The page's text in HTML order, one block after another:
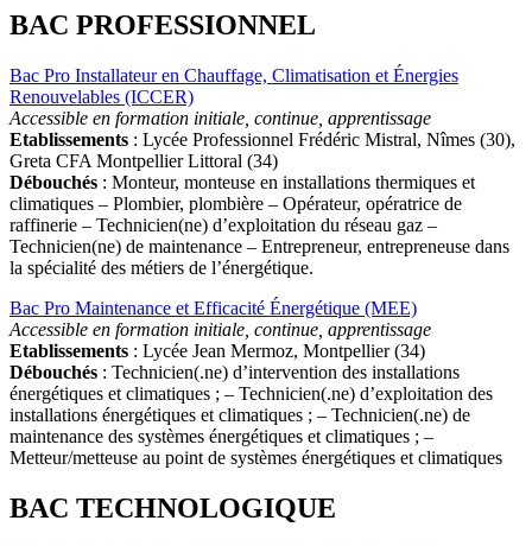
BAC PROFESSIONNEL
Bac Pro Installateur en Chauffage, Climatisation et Énergies
Renouvelables (ICCER)
Accessible en formation initiale, continue, apprentissage
Etablissements : Lycée Professionnel Frédéric Mistral, Nîmes (30),
Greta CFA Montpellier Littoral (34)
Débouchés : Monteur, monteuse en installations thermiques et
climatiques – Plombier, plombière – Opérateur, opératrice de
raffinerie – Technicien(ne) d’exploitation du réseau gaz –
Technicien(ne) de maintenance – Entrepreneur, entrepreneuse dans
la spécialité des métiers de l’énergétique.
Bac Pro Maintenance et Efficacité Énergétique (MEE)
Accessible en formation initiale, continue, apprentissage
Etablissements : Lycée Jean Mermoz, Montpellier (34)
Débouchés : Technicien(.ne) d’intervention des installations
énergétiques et climatiques ; – Technicien(.ne) d’exploitation des
installations énergétiques et climatiques ; – Technicien(.ne) de
maintenance des systèmes énergétiques et climatiques ; –
Metteur/metteuse au point de systèmes énergétiques et climatiques
BAC TECHNOLOGIQUE